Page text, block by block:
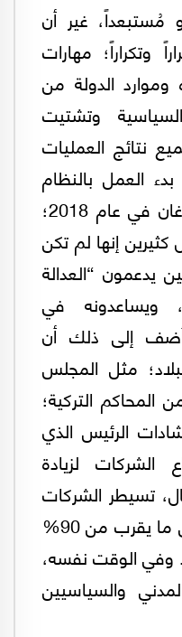
مُستبعداً، غير أن
وتكراراً؛ مهارات
الدولة من
وتشتيت
نتائج العمليات
العمل بالنظام
الرئاسي؛ الذي فرضه إردوغان في عام 2018؛
إنها لم تكن
يدعمون “العدالة
ويساعدونه في
أضف إلى ذلك أن
مثل المجلس
المحاكم التركية؛
الرئيس الذي
لزيادة
تسيطر الشركات
الموالية لإردوغان الآن على ما يقرب من 90%
وفي الوقت نفسه،
والسياسيين